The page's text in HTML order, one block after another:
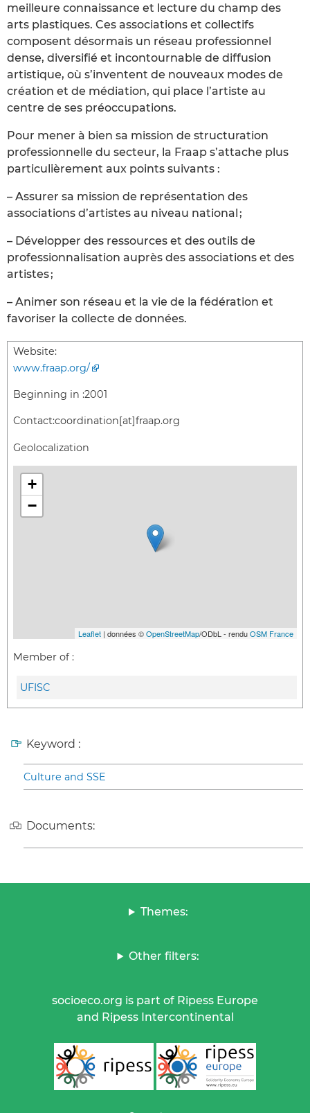
meilleure connaissance et lecture du champ des
arts plastiques. Ces associations et collectifs
composent désormais un réseau professionnel
dense, diversifié et incontournable de diffusion
artistique, où s’inventent de nouveaux modes de
création et de médiation, qui place l’artiste au
centre de ses préoccupations.
Pour mener à bien sa mission de structuration
professionnelle du secteur, la Fraap s’attache plus
particulièrement aux points suivants :
– Assurer sa mission de représentation des
associations d’artistes au niveau national ;
– Développer des ressources et des outils de
professionnalisation auprès des associations et des
artistes ;
– Animer son réseau et la vie de la fédération et
favoriser la collecte de données.
Website:
www.fraap.org/
Beginning in :2001
Contact:coordination[at]fraap.org
Geolocalization
+
−
Leaflet | données ©OpenStreetMap/ODbL - renduOSM France
Member of :
UFISC
Keyword :
Culture and SSE
Documents:
Themes:
Other filters:
socioeco.org is part of Ripess Europe
and Ripess Intercontinental